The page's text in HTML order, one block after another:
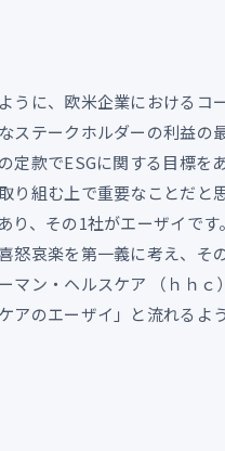
うに、欧米企業におけるコ
ステークホルダーの利益の
定款でESGに関する目標
り組む上で重要なことだ
り、その1社がエーザイで
怒哀楽を第一義に考え、
マン・ヘルスケア （ｈｈ
アのエーザイ」と流れる